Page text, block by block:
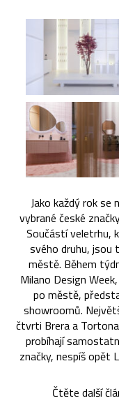
Jako každý rok se
vybrané české
Součástí veletrhu,
svého druhu, jsou
městě. Během
Milano Design
po městě,
showroomů.
čtvrti Brera a
probíhají
značky, nespíš opět
Čtěte další